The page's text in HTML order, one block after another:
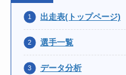
出走表(トップページ)
選手一覧
データ分析